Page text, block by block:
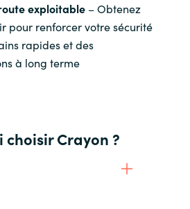
exploitable– Obtenez
pour renforcer votre sécurité
rapides et des
à long terme
choisir Crayon ?